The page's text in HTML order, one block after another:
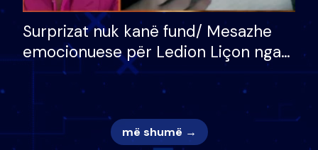
Surprizat nuk kanë fund/ Mesazhe
emocionuese për Ledion Liçon nga
nëna dhe fëmijët e tij, moderatori
nuk i mban dot lotët: Nuk meritoj…
më shumë →